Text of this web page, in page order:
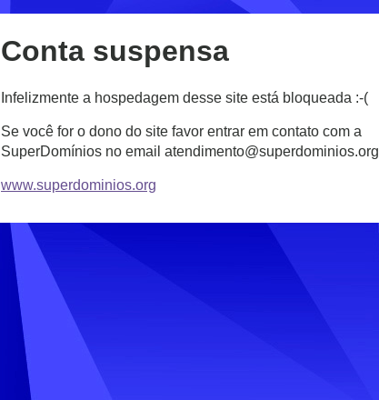
Conta suspensa
Infelizmente a hospedagem desse site está bloqueada :-(
Se você for o dono do site favor entrar em contato com a
SuperDomínios no email atendimento@superdominios.org
www.superdominios.org